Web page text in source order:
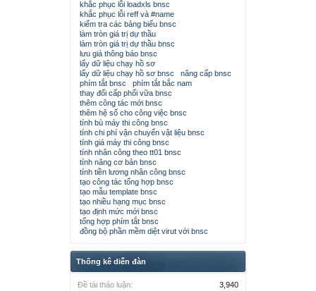
khắc phục lỗi loadxls bnsc
khắc phục lỗi reff và #name
kiểm tra các bảng biểu bnsc
làm tròn giá trị dự thầu
làm tròn giá trị dự thầu bnsc
lưu giá thông báo bnsc
lấy dữ liệu chạy hồ sơ
lấy dữ liệu chạy hồ sơ bnsc
nâng cấp bnsc
phím tắt bnsc
phím tắt bắc nam
thay đổi cấp phối vữa bnsc
thêm công tác mới bnsc
thêm hệ số cho công việc bnsc
tính bù máy thi công bnsc
tính chi phí vận chuyển vật liệu bnsc
tính giá máy thi công bnsc
tính nhân công theo tt01 bnsc
tính năng cơ bản bnsc
tính tiền lương nhân công bnsc
tạo công tác tổng hợp bnsc
tạo mẫu template bnsc
tạo nhiều hạng mục bnsc
tạo định mức mới bnsc
tổng hợp phím tắt bnsc
đồng bộ phần mềm diệt virut với bnsc
Thống kê diễn đàn
Đề tài thảo luận: 3,940